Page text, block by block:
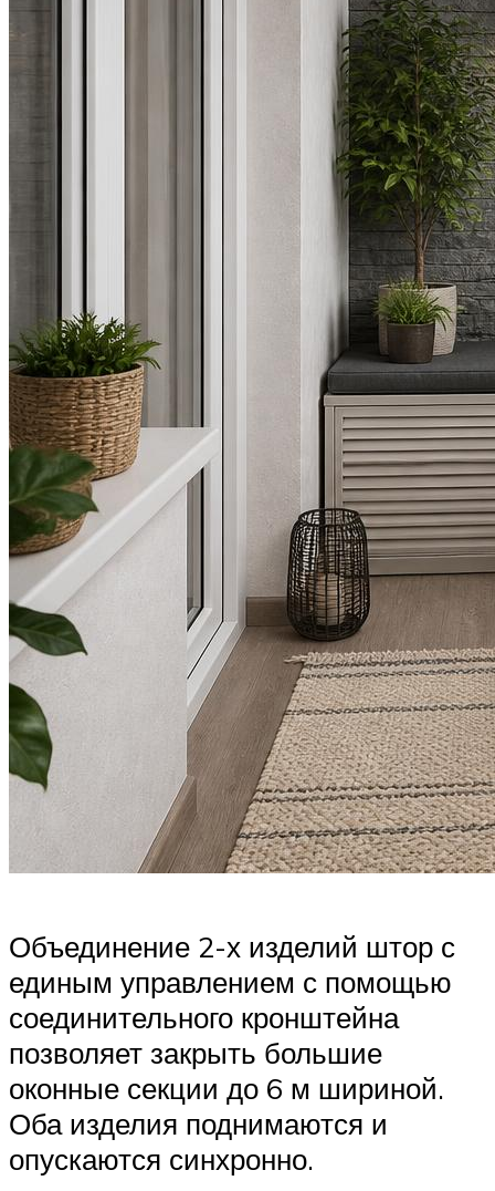
Объединение 2-х изделий штор с
единым управлением с помощью
соединительного кронштейна
позволяет закрыть большие
оконные секции до 6 м шириной.
Оба изделия поднимаются и
опускаются синхронно.